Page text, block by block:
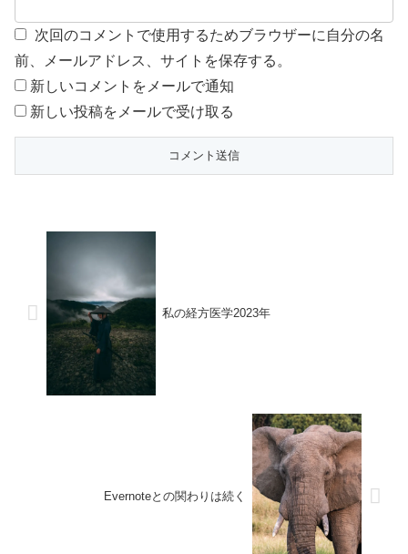
次回のコメントで使用するためブラウザーに自分の名
前、メールアドレス、サイトを保存する。
新しいコメントをメールで通知
新しい投稿をメールで受け取る
私の経方医学2023年
Evernoteとの関わりは続く